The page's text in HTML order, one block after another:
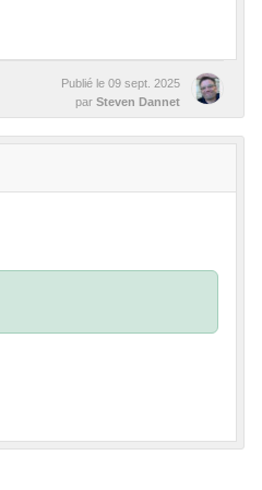
Publié le 09 sept. 2025
par Steven Dannet